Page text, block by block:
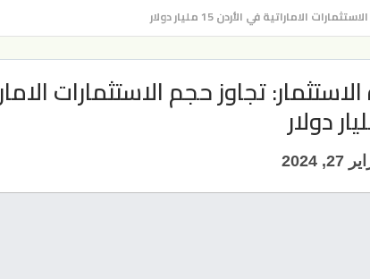
الاماراتية في الأردن 15 مليار دولار
الاستثمار: تجاوز حجم الاستثمارات
27, 2024